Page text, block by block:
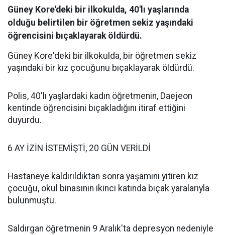
Güney Kore'deki bir ilkokulda, 40'lı yaşlarında
olduğu belirtilen bir öğretmen sekiz yaşındaki
öğrencisini bıçaklayarak öldürdü.
Güney Kore'deki bir ilkokulda, bir öğretmen sekiz
yaşındaki bir kız çocuğunu bıçaklayarak öldürdü.
Polis, 40'lı yaşlardaki kadın öğretmenin, Daejeon
kentinde öğrencisini bıçakladığını itiraf ettiğini
duyurdu.
6 AY İZİN İSTEMİŞTİ, 20 GÜN VERİLDİ
Hastaneye kaldırıldıktan sonra yaşamını yitiren kız
çocuğu, okul binasının ikinci katında bıçak yaralarıyla
bulunmuştu.
Saldırgan öğretmenin 9 Aralık'ta depresyon nedeniyle